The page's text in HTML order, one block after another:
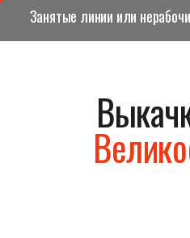
Занятые линии или